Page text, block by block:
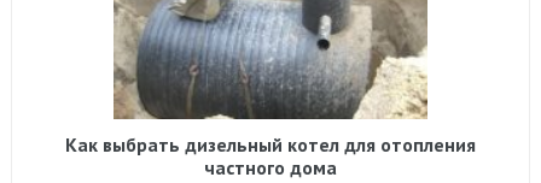
Как выбрать дизельный котел для отопления
частного дома